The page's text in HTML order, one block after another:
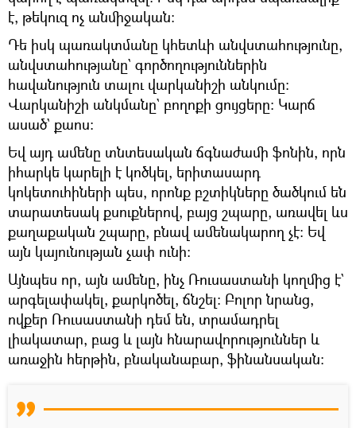
է, թեկուզ ոչ անմիջական:
Դե իսկ պառակտմանը կհետևի անվստահությունը,
անվստահությանը` գործողություններին
հավանություն տալու վարկանիշի անկումը։
Վարկանիշի անկմանը` բողոքի ցույցերը։ Կարճ
ասած` քաոս։
Եվ այդ ամենը տնտեսական ճգնաժամի ֆոնին, որն
իհարկե կարելի է կոծկել, երիտասարդ
կոկետուհիների պես, որոնք բշտիկները ծածկում են
տարատեսակ քսուքներով, բայց շպարը, առավել ևս
քաղաքական շպարը, բնավ ամենակարող չէ։ Եվ
այն կայունության չափ ունի։
Այնպես որ, այն ամենը, ինչ Ռուսաստանի կողմից է`
արգելափակել, քարկոծել, ճնշել։ Բոլոր նրանց,
ովքեր Ռուսաստանի դեմ են, տրամադրել
լիակատար, բաց և լայն հնարավորություններ և
առաջին հերթին, բնականաբար, ֆինանսական։